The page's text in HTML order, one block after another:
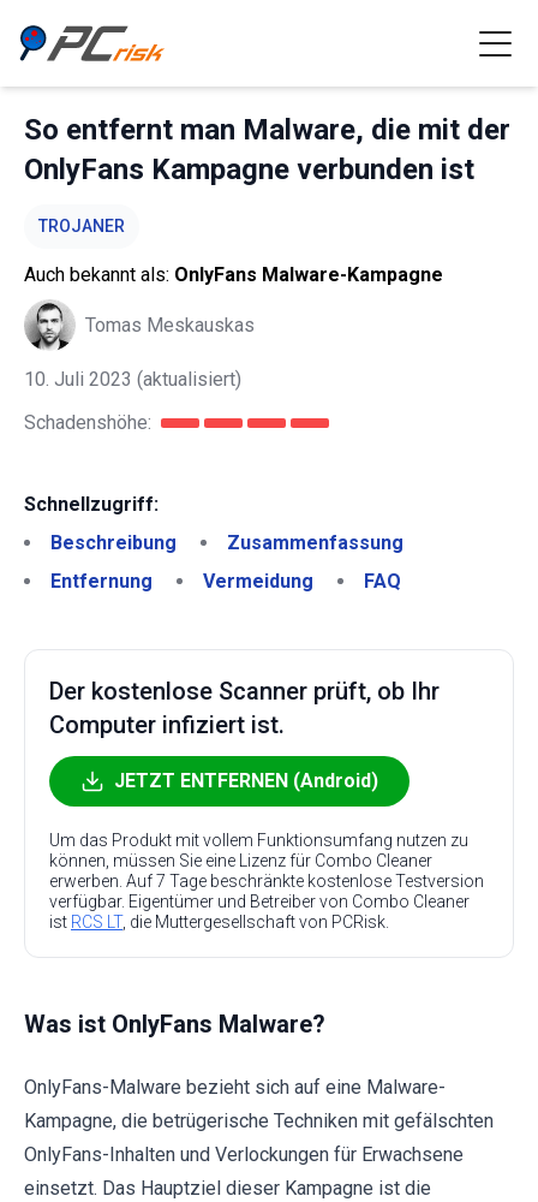
So entfernt man Malware, die mit der
OnlyFans Kampagne verbunden ist
TROJANER
Auch bekannt als: OnlyFans Malware-Kampagne
Tomas Meskauskas
10. Juli 2023 (aktualisiert)
Schadenshöhe:
Schnellzugriff:
Beschreibung
Zusammenfassung
Entfernung
Vermeidung FAQ
Der kostenlose Scanner prüft, ob Ihr
Computer infiziert ist.
JETZT ENTFERNEN (Android)
Um das Produkt mit vollem Funktionsumfang nutzen zu
können, müssen Sie eine Lizenz für Combo Cleaner
erwerben. Auf 7 Tage beschränkte kostenlose Testversion
verfügbar. Eigentümer und Betreiber von Combo Cleaner
ist RCS LT, die Muttergesellschaft von PCRisk.
Was ist OnlyFans Malware?
OnlyFans-Malware bezieht sich auf eine Malware-
Kampagne, die betrügerische Techniken mit gefälschten
OnlyFans-Inhalten und Verlockungen für Erwachsene
einsetzt. Das Hauptziel dieser Kampagne ist die